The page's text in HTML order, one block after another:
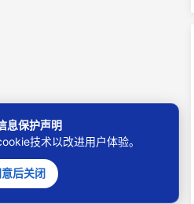
息保护声明
技术以改进用户体验。
意后关闭